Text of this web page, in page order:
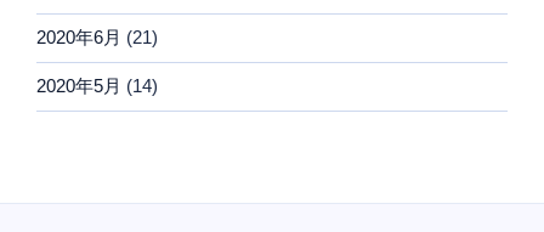
2020年6月 (21)
2020年5月 (14)